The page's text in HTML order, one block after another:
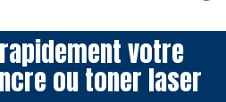
votre
ou toner laser